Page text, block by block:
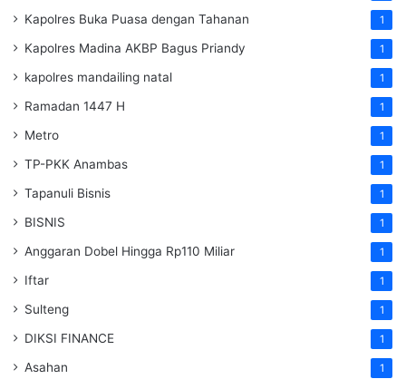
Kapolres Buka Puasa dengan Tahanan 1
Kapolres Madina AKBP Bagus Priandy 1
kapolres mandailing natal 1
Ramadan 1447 H 1
Metro 1
TP-PKK Anambas 1
Tapanuli Bisnis 1
BISNIS 1
Anggaran Dobel Hingga Rp110 Miliar 1
Iftar 1
Sulteng 1
DIKSI FINANCE 1
Asahan 1